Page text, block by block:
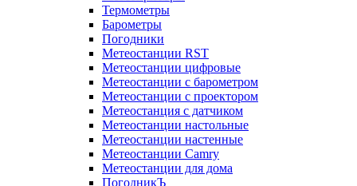
Термометры
Барометры
Погодники
Метеостанции RST
Метеостанции цифровые
Метеостанции с барометром
Метеостанции с проектором
Метеостанция с датчиком
Метеостанции настольные
Метеостанции настенные
Метеостанции Camry
Метеостанции для дома
ПогодникЪ